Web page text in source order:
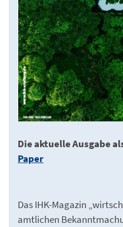
Die aktuelle Ausgabe
Paper
Das IHK-Magazin
amtlichen